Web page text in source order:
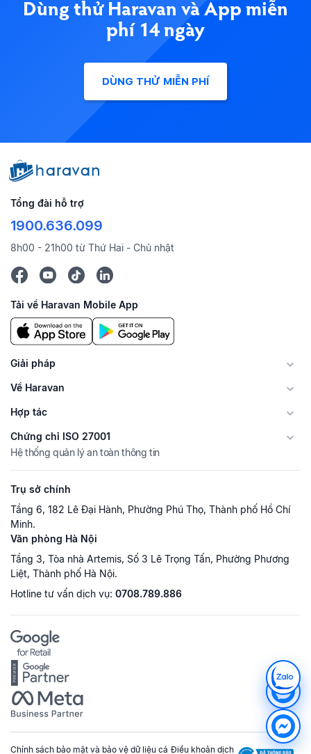
Dùng thử Haravan và App miễn
phí 14 ngày
DÙNG THỬ MIỄN PHÍ
Tổng đài hỗ trợ
1900.636.099
8h00 - 21h00 từ Thứ Hai - Chủ nhật
Tải về Haravan Mobile App
Giải pháp
Về Haravan
Hợp tác
Chứng chỉ ISO 27001
Hệ thống quản lý an toàn thông tin
Trụ sở chính
Tầng 6, 182 Lê Đại Hành, Phường Phú Thọ, Thành phố Hồ Chí
Minh.
Văn phòng Hà Nội
Tầng 3, Tòa nhà Artemis, Số 3 Lê Trọng Tấn, Phường Phương
Liệt, Thành phố Hà Nội.
Hotline tư vấn dịch vụ: 0708.789.886
Chính sách bảo mật và bảo vệ dữ liệu cá Điều khoản dịch